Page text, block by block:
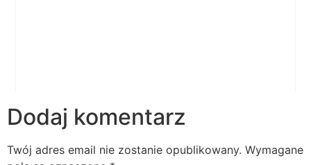
Dodaj komentarz
Twój adres email nie zostanie opublikowany. Wymagane